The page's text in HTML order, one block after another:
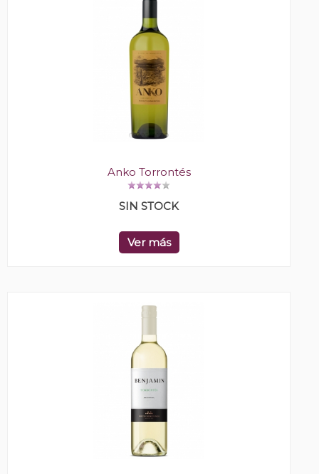
Anko Torrontés
SIN STOCK
Ver más